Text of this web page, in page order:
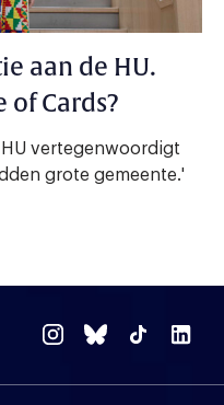
aan de HU.
of Cards?
vertegenwoordigt
grote gemeente.'